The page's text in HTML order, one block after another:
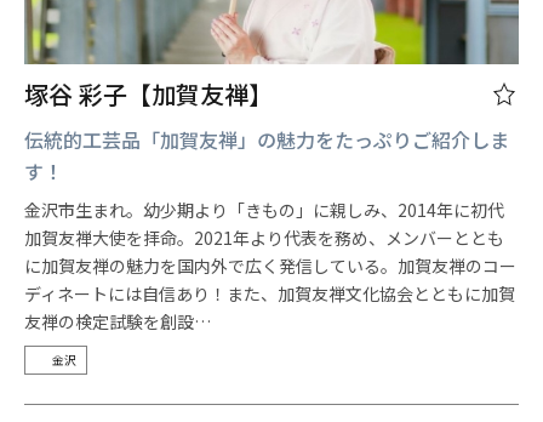
塚谷 彩子【加賀友禅】
伝統的工芸品「加賀友禅」の魅力をたっぷりご紹介しま
す！
金沢市生まれ。幼少期より「きもの」に親しみ、2014年に初代
加賀友禅大使を拝命。2021年より代表を務め、メンバーととも
に加賀友禅の魅力を国内外で広く発信している。加賀友禅のコー
ディネートには自信あり！また、加賀友禅文化協会とともに加賀
友禅の検定試験を創設…
金沢